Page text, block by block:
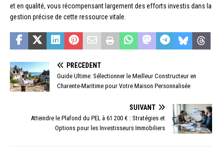
et en qualité, vous récompensant largement des efforts investis dans la
gestion précise de cette ressource vitale.
PRÉCÉDENT
Guide Ultime: Sélectionner le Meilleur Constructeur en
Charente-Maritime pour Votre Maison Personnalisée
SUIVANT
Atteindre le Plafond du PEL à 61 200 € : Stratégies et
Options pour les Investisseurs Immobiliers